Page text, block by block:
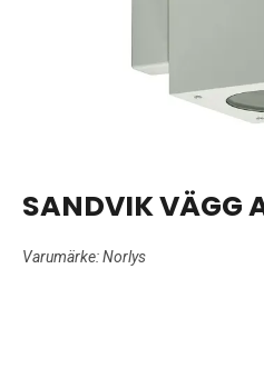
SANDVIK VÄGG
Varumärke:Norlys